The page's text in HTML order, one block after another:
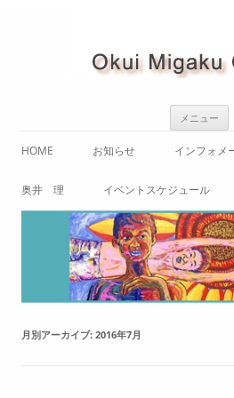
メニュー
HOME お知らせ インフォメ
ご案内（
使用規定
奥井 理
奥井理 略歴
奥井 理 作品紹介 テレ
「自
奥井 理 画集
イベントスケジュール
OKUI MIGAKUギャラリ
ート
コンサート
展示会
月別アーカイブ: 2016年7月